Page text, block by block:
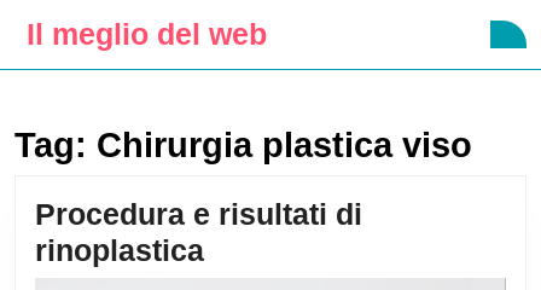
content
Il meglio del web
Tag: Chirurgia plastica viso
Procedura e risultati di
rinoplasticaProcedura